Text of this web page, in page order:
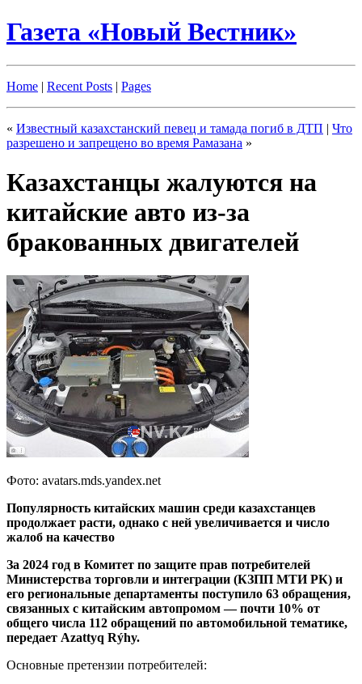
Газета «Новый Вестник»
Home | Recent Posts | Pages
« Известный казахстанский певец и тамада погиб в ДТП | Что
разрешено и запрещено во время Рамазана »
Казахстанцы жалуются на
китайские авто из-за
бракованных двигателей
Фото: avatars.mds.yandex.net
Популярность китайских машин среди казахстанцев
продолжает расти, однако с ней увеличивается и число
жалоб на качество
За 2024 год в Комитет по защите прав потребителей
Министерства торговли и интеграции (КЗПП МТИ РК) и
его региональные департаменты поступило 63 обращения,
связанных с китайским автопромом — почти 10% от
общего числа 112 обращений по автомобильной тематике,
передает Azattyq Rýhy.
Основные претензии потребителей: